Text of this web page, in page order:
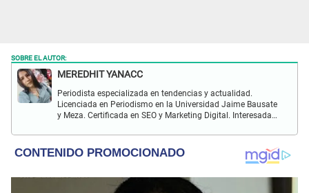
SOBRE EL AUTOR:
MEREDHIT YANACC
Periodista especializada en tendencias y actualidad.
Licenciada en Periodismo en la Universidad Jaime Bausate
y Meza. Certificada en SEO y Marketing Digital. Interesada
farándula y más.